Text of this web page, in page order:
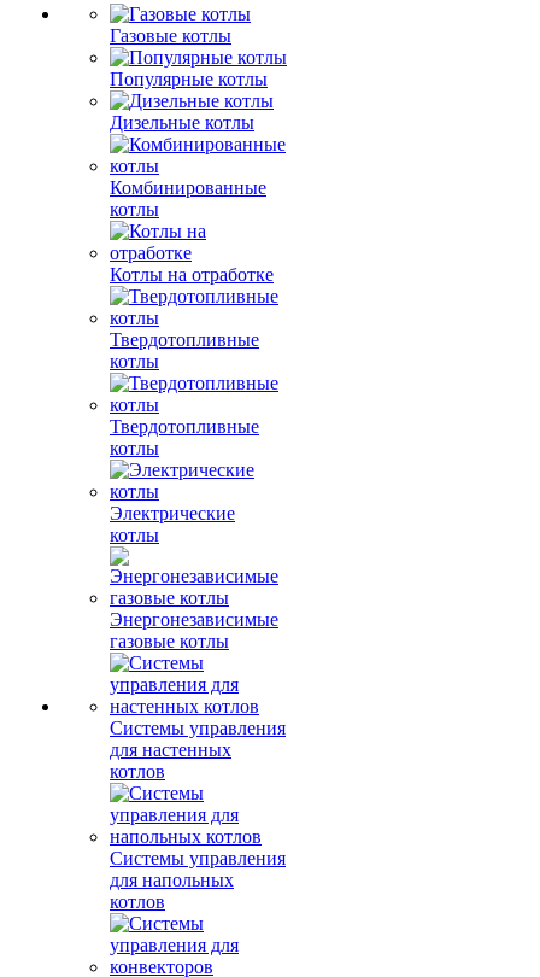
Газовые котлы
Популярные котлы
Дизельные котлы
Комбинированные
котлы
Котлы на отработке
Твердотопливные
котлы
Твердотопливные
котлы
Электрические
котлы
Энергонезависимые
газовые котлы
Системы управления
для настенных
котлов
Системы управления
для напольных
котлов